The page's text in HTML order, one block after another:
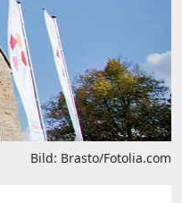
Bild: Brasto/Fotolia.com